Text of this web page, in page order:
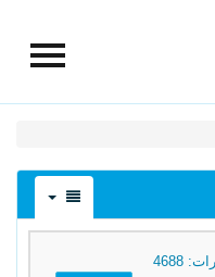
4688